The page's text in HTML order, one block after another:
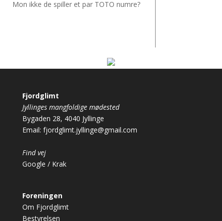
Mon ikke de spiller et par TOTO numre?
Fjordglimt
Jyllinges mangfoldige mødested
Bygaden 28, 4040 Jyllinge
Email: fjordglimt.jyllinge@gmail.com
Find vej
Google / Krak
Foreningen
Om Fjordglimt
Bestyrelsen